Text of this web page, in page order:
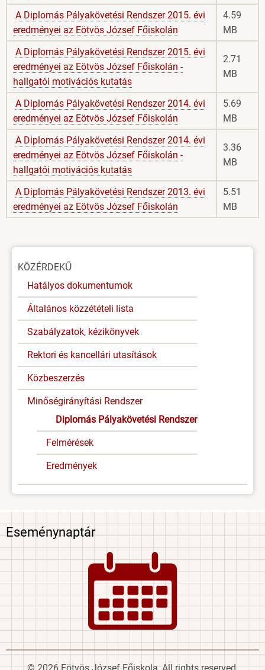
A Diplomás Pályakövetési Rendszer 2015. évi
eredményei az Eötvös József Főiskolán
4.59
MB
A Diplomás Pályakövetési Rendszer 2015. évi
eredményei az Eötvös József Főiskolán -
hallgatói motivációs kutatás
2.71
MB
A Diplomás Pályakövetési Rendszer 2014. évi
eredményei az Eötvös József Főiskolán
5.69
MB
A Diplomás Pályakövetési Rendszer 2014. évi
eredményei az Eötvös József Főiskolán -
hallgatói motivációs kutatás
3.36
MB
A Diplomás Pályakövetési Rendszer 2013. évi
eredményei az Eötvös József Főiskolán
5.51
MB
Oldal
KÖZÉRDEKŰ
Hatályos dokumentumok
Általános közzétételi lista
Szabályzatok, kézikönyvek
Rektori és kancellári utasítások
Közbeszerzés
Minőségirányítási Rendszer
Diplomás Pályakövetési Rendszer
Felmérések
Eredmények
Eseménynaptár
Image